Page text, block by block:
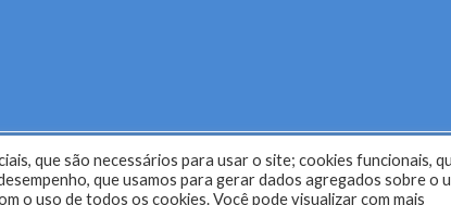
de Engenharia e Agronomia de Mato Grosso
que são necessários para usar o site; cookies funcionais,
que usamos para gerar dados agregados sobre o
o uso de todos os cookies. Você pode visualizar com mais